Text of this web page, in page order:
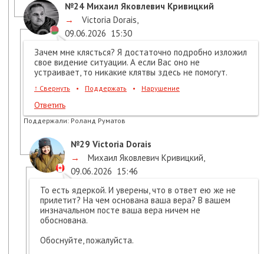
№24 Михаил Яковлевич Кривицкий
→
Victoria Dorais,
09.06.2026 15:30
Зачем мне клясться? Я достаточно подробно изложил
свое видение ситуации. А если Вас оно не
устраивает, то никакие клятвы здесь не помогут.
↑ Свернуть • Поддержать • Нарушение
Ответить
Поддержали: Роланд Руматов
№29 Victoria Dorais
→
Михаил Яковлевич Кривицкий,
09.06.2026 15:46
То есть ядеркой. И уверены, что в ответ ею же не
прилетит? На чем основана ваша вера? В вашем
инзначальном посте ваша вера ничем не
обоснована.
Обоснуйте, пожалуйста.